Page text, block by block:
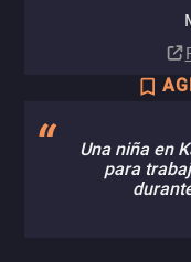
Una niña en
para